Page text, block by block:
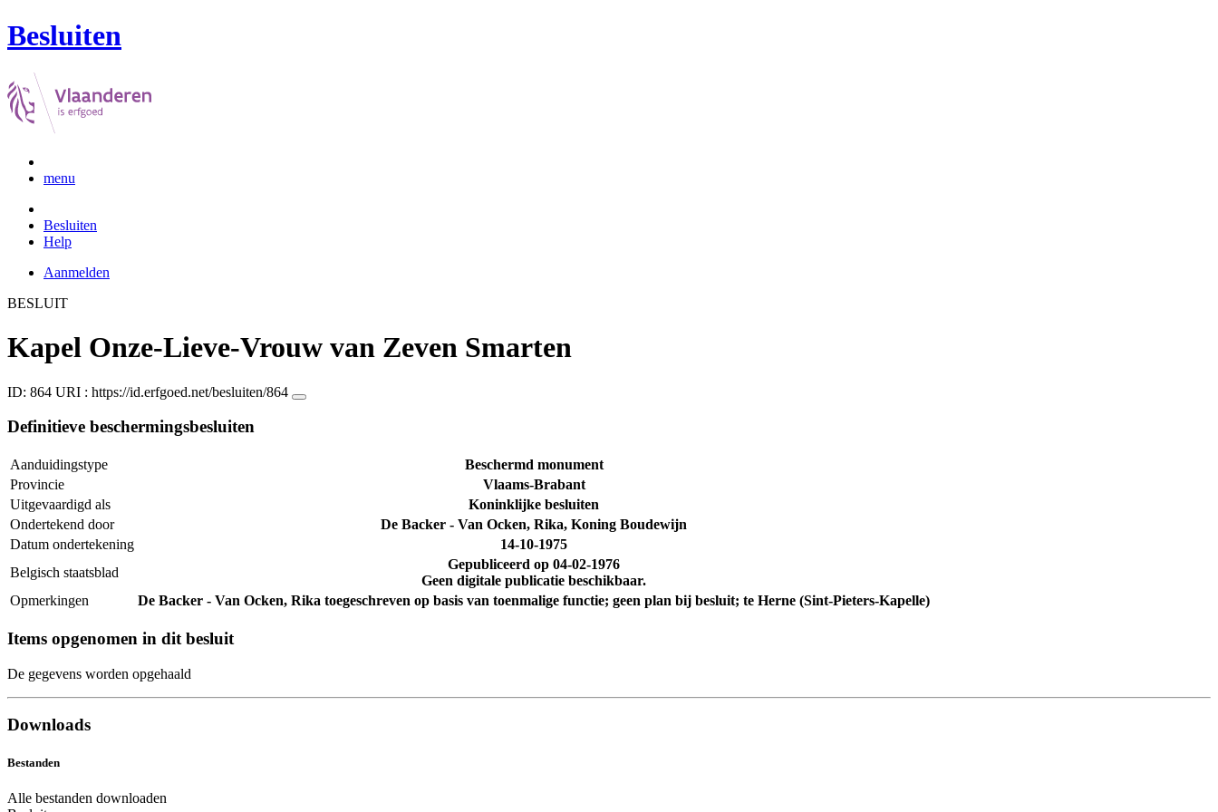
Besluiten
menu
Besluiten
Help
Aanmelden
BESLUIT
Kapel Onze-Lieve-Vrouw van Zeven Smarten
ID: 864 URI : https://id.erfgoed.net/besluiten/864
Definitieve beschermingsbesluiten
Aanduidingstype
Beschermd monument
Provincie
Vlaams-Brabant
Uitgevaardigd als
Koninklijke besluiten
Ondertekend door
De Backer - Van Ocken, Rika, Koning Boudewijn
Datum ondertekening
14-10-1975
Belgisch staatsblad
Gepubliceerd op 04-02-1976
Geen digitale publicatie beschikbaar.
Opmerkingen
De Backer - Van Ocken, Rika toegeschreven op basis van toenmalige functie; geen plan bij besluit; te Herne (Sint-Pieters-Kapelle)
Items opgenomen in dit besluit
De gegevens worden opgehaald
Downloads
Bestanden
Alle bestanden downloaden